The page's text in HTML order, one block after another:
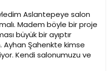
Aslantepeye salon
Madem böyle bir proje
büyük bir ayıptır
Ayhan Şahenkte kimse
Kendi salonumuzu ve